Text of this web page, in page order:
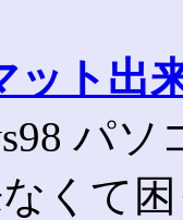
ット出
パ
くて